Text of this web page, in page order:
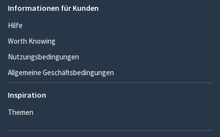
Informationen für Kunden
Hilfe
Worth Knowing
Nutzungsbedingungen
Allgemeine Geschäftsbedingungen
Inspiration
Themen